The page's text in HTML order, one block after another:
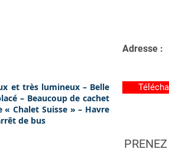
Adresse :
et très lumineux – Belle
– Beaucoup de cachet
« Chalet Suisse » – Havre
de bus